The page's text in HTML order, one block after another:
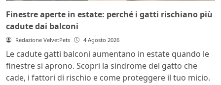
Finestre aperte in estate: perché i gatti rischiano più
cadute dai balconi
Redazione VelvetPets 4 Agosto 2026
Le cadute gatti balconi aumentano in estate quando le
finestre si aprono. Scopri la sindrome del gatto che
cade, i fattori di rischio e come proteggere il tuo micio.